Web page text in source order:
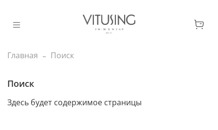
Главная Поиск
Поиск
Здесь будет содержимое страницы